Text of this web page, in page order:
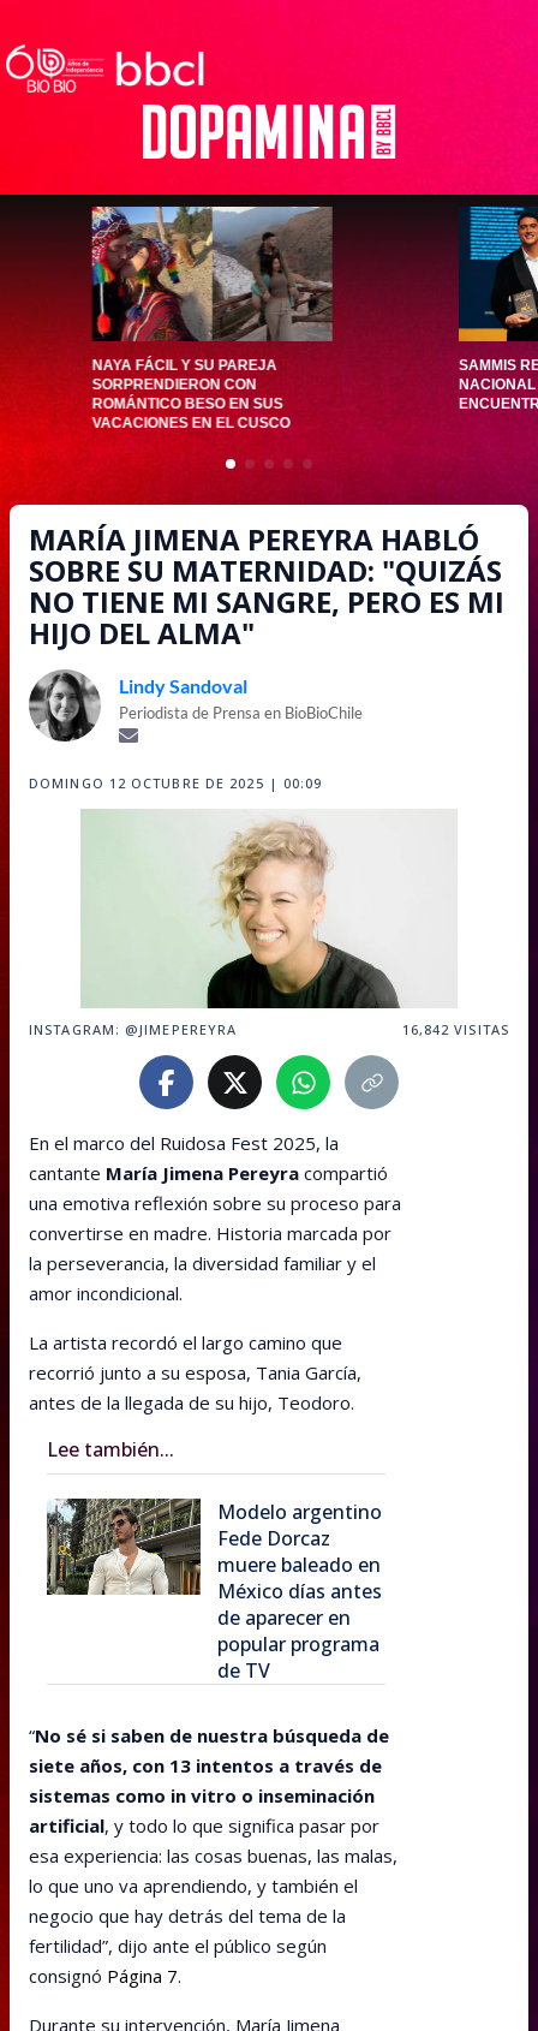
NAYA FÁCIL Y SU PAREJA
SORPRENDIERON CON
ROMÁNTICO BESO EN SUS
VACACIONES EN EL CUSCO
SAMMIS
MARÍA JIMENA PEREYRA HABLÓ
SOBRE SU MATERNIDAD: "QUIZÁS
NO TIENE MI SANGRE, PERO ES MI
HIJO DEL ALMA"
Lindy Sandoval
Periodista de Prensa en BioBioChile
DOMINGO 12 OCTUBRE DE 2025 | 00:09
INSTAGRAM: @JIMEPEREYRA 16,842 VISITAS
En el marco del Ruidosa Fest 2025, la
cantante María Jimena Pereyra compartió
una emotiva reflexión sobre su proceso para
convertirse en madre. Historia marcada por
la perseverancia, la diversidad familiar y el
amor incondicional.
La artista recordó el largo camino que
recorrió junto a su esposa, Tania García,
antes de la llegada de su hijo, Teodoro.
Lee también...
Modelo argentino
Fede Dorcaz
muere baleado en
México días antes
de aparecer en
popular programa
de TV
“No sé si saben de nuestra búsqueda de
siete años, con 13 intentos a través de
sistemas como in vitro o inseminación
artificial, y todo lo que significa pasar por
esa experiencia: las cosas buenas, las malas,
lo que uno va aprendiendo, y también el
negocio que hay detrás del tema de la
fertilidad”, dijo ante el público según
consignó Página 7.
Durante su intervención, María Jimena